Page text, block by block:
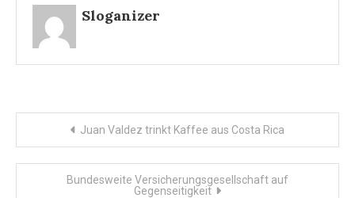
Sloganizer
navigation
Juan Valdez trinkt Kaffee aus Costa Rica
Bundesweite Versicherungsgesellschaft auf
Gegenseitigkeit